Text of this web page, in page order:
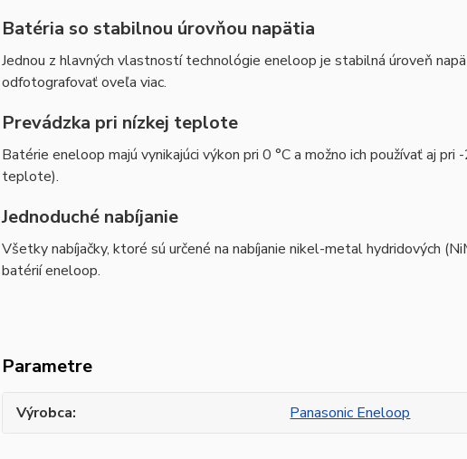
Batéria so stabilnou úrovňou napätia
Jednou z hlavných vlastností technológie eneloop je stabilná úroveň
odfotografovať oveľa viac.
Prevádzka pri nízkej teplote
Batérie eneloop majú vynikajúci výkon pri 0 °C a možno ich používať aj
teplote).
Jednoduché nabíjanie
Všetky nabíjačky, ktoré sú určené na nabíjanie nikel-metal hydridových
batérií eneloop.
Parametre
Výrobca Panasonic Eneloop